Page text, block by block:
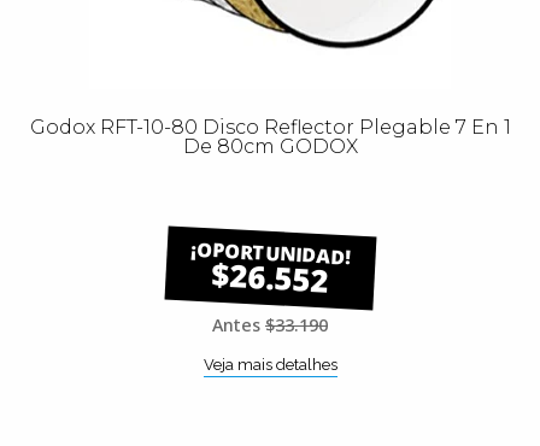
Godox RFT-10-80 Disco Reflector Plegable 7 En 1
De 80cm GODOX
$26.552
Antes $33.190
Veja mais detalhes